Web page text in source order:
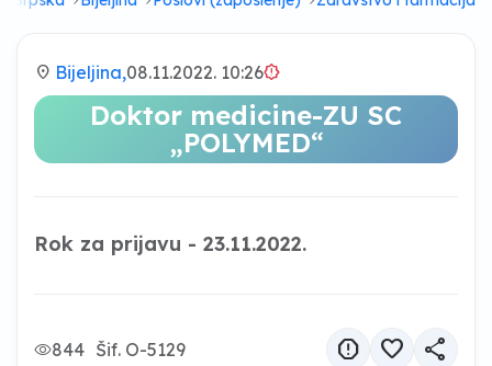
location_on Bijeljina,08.11.2022. 10:26brightness_alert
Doktor medicine-ZU SC
„POLYMED“
Rok za prijavu - 23.11.2022.
844 Šif. O-5129 report favorite share